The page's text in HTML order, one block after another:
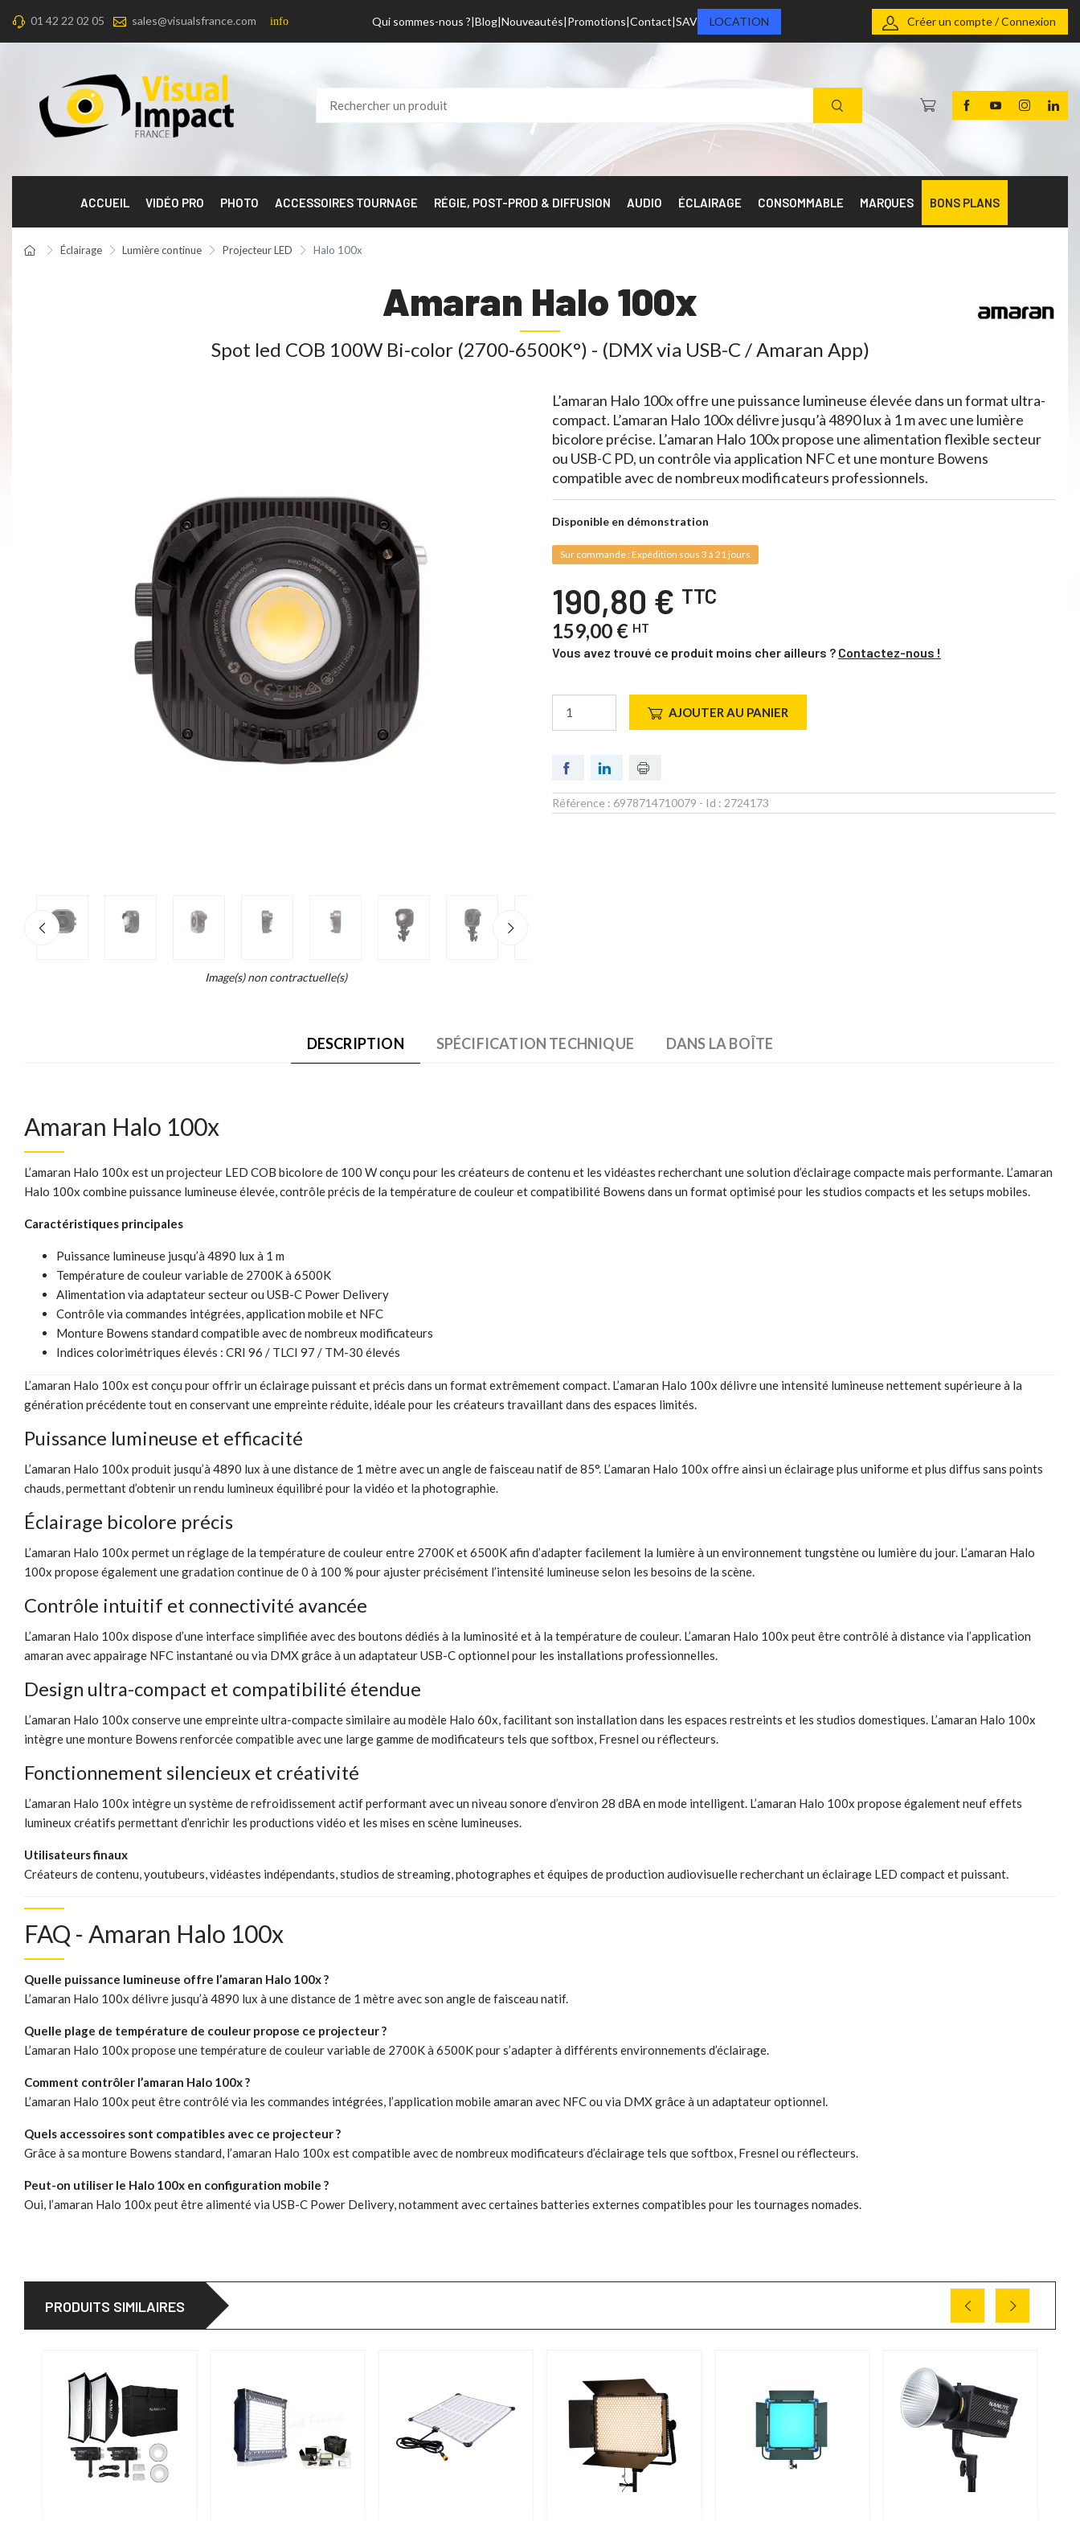
01 42 22 02 05 sales@visualsfrance.com info Qui sommes-nous ? Blog Nouveautés Promotions Contact SAV LOCATION Créer un compte / Connexion
ACCUEIL VIDÉO PRO PHOTO ACCESSOIRES TOURNAGE RÉGIE, POST-PROD & DIFFUSION AUDIO ÉCLAIRAGE CONSOMMABLE MARQUES BONS PLANS
Éclairage Lumière continue Projecteur LED Halo 100x
Amaran Halo 100x
Spot led COB 100W Bi-color (2700-6500K°) - (DMX via USB-C / Amaran App)
Image(s) non contractuelle(s)
L’amaran Halo 100x offre une puissance lumineuse élevée dans un format ultra-
compact. L’amaran Halo 100x délivre jusqu’à 4890 lux à 1 m avec une lumière
bicolore précise. L’amaran Halo 100x propose une alimentation flexible secteur
ou USB-C PD, un contrôle via application NFC et une monture Bowens
compatible avec de nombreux modificateurs professionnels.
Disponible en démonstration
Sur commande : Expédition sous 3 à 21 jours
190,80 € TTC
159,00 € HT
Vous avez trouvé ce produit moins cher ailleurs ? Contactez-nous !
AJOUTER AU PANIER
Référence : 6978714710079 - Id : 2724173
DESCRIPTION SPÉCIFICATION TECHNIQUE DANS LA BOÎTE
Amaran Halo 100x
L’amaran Halo 100x est un projecteur LED COB bicolore de 100 W conçu pour les créateurs de contenu et les vidéastes recherchant une solution d’éclairage compacte mais performante. L’amaran
Halo 100x combine puissance lumineuse élevée, contrôle précis de la température de couleur et compatibilité Bowens dans un format optimisé pour les studios compacts et les setups mobiles.
Caractéristiques principales
Puissance lumineuse jusqu’à 4890 lux à 1 m
Température de couleur variable de 2700K à 6500K
Alimentation via adaptateur secteur ou USB-C Power Delivery
Contrôle via commandes intégrées, application mobile et NFC
Monture Bowens standard compatible avec de nombreux modificateurs
Indices colorimétriques élevés : CRI 96 / TLCI 97 / TM-30 élevés
L’amaran Halo 100x est conçu pour offrir un éclairage puissant et précis dans un format extrêmement compact. L’amaran Halo 100x délivre une intensité lumineuse nettement supérieure à la
génération précédente tout en conservant une empreinte réduite, idéale pour les créateurs travaillant dans des espaces limités.
Puissance lumineuse et efficacité
L’amaran Halo 100x produit jusqu’à 4890 lux à une distance de 1 mètre avec un angle de faisceau natif de 85°. L’amaran Halo 100x offre ainsi un éclairage plus uniforme et plus diffus sans points
chauds, permettant d’obtenir un rendu lumineux équilibré pour la vidéo et la photographie.
Éclairage bicolore précis
L’amaran Halo 100x permet un réglage de la température de couleur entre 2700K et 6500K afin d’adapter facilement la lumière à un environnement tungstène ou lumière du jour. L’amaran Halo
100x propose également une gradation continue de 0 à 100 % pour ajuster précisément l’intensité lumineuse selon les besoins de la scène.
Contrôle intuitif et connectivité avancée
L’amaran Halo 100x dispose d’une interface simplifiée avec des boutons dédiés à la luminosité et à la température de couleur. L’amaran Halo 100x peut être contrôlé à distance via l’application
amaran avec appairage NFC instantané ou via DMX grâce à un adaptateur USB-C optionnel pour les installations professionnelles.
Design ultra-compact et compatibilité étendue
L’amaran Halo 100x conserve une empreinte ultra-compacte similaire au modèle Halo 60x, facilitant son installation dans les espaces restreints et les studios domestiques. L’amaran Halo 100x
intègre une monture Bowens renforcée compatible avec une large gamme de modificateurs tels que softbox, Fresnel ou réflecteurs.
Fonctionnement silencieux et créativité
L’amaran Halo 100x intègre un système de refroidissement actif performant avec un niveau sonore d’environ 28 dBA en mode intelligent. L’amaran Halo 100x propose également neuf effets
lumineux créatifs permettant d’enrichir les productions vidéo et les mises en scène lumineuses.
Utilisateurs finaux
Créateurs de contenu, youtubeurs, vidéastes indépendants, studios de streaming, photographes et équipes de production audiovisuelle recherchant un éclairage LED compact et puissant.
FAQ - Amaran Halo 100x
Quelle puissance lumineuse offre l’amaran Halo 100x ?
L’amaran Halo 100x délivre jusqu’à 4890 lux à une distance de 1 mètre avec son angle de faisceau natif.
Quelle plage de température de couleur propose ce projecteur ?
L’amaran Halo 100x propose une température de couleur variable de 2700K à 6500K pour s’adapter à différents environnements d’éclairage.
Comment contrôler l’amaran Halo 100x ?
L’amaran Halo 100x peut être contrôlé via les commandes intégrées, l’application mobile amaran avec NFC ou via DMX grâce à un adaptateur optionnel.
Quels accessoires sont compatibles avec ce projecteur ?
Grâce à sa monture Bowens standard, l’amaran Halo 100x est compatible avec de nombreux modificateurs d’éclairage tels que softbox, Fresnel ou réflecteurs.
Peut-on utiliser le Halo 100x en configuration mobile ?
Oui, l’amaran Halo 100x peut être alimenté via USB-C Power Delivery, notamment avec certaines batteries externes compatibles pour les tournages nomades.
PRODUITS SIMILAIRES